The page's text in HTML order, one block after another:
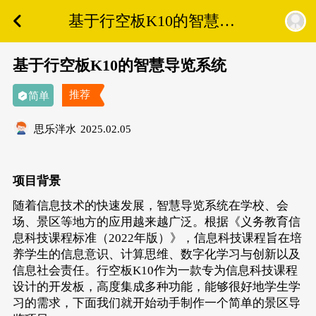
基于行空板K10的智慧导
览系统
基于行空板K10的智慧导览系统
简单 推荐
思乐泮水 2025.02.05
项目背景
随着信息技术的快速发展，智慧导览系统在学校、会
场、景区等地方的应用越来越广泛。根据《义务教育信
息科技课程标准（2022年版）》，信息科技课程旨在培
养学生的信息意识、计算思维、数字化学习与创新以及
信息社会责任。行空板K10作为一款专为信息科技课程
设计的开发板，高度集成多种功能，能够很好地学生学
习的需求，下面我们就开始动手制作一个简单的景区导